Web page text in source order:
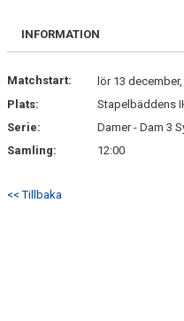
TABELL OCH RESULTAT DIV 4
DAMLAGETSMATCHER PÅ TV
BILDER OCH VIDEOS
INFORMATION
Matchstart:
lör 13
Plats:
Stapelbäddens
Serie:
Damer - Dam 3
Samling:
12:00
<< Tillbaka